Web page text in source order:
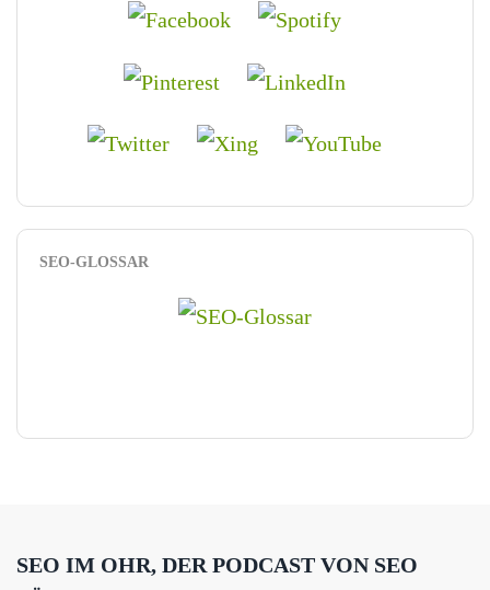
SEO-GLOSSAR
SEO IM OHR, DER PODCAST VON SEO